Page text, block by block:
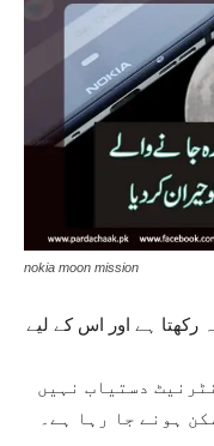
nokia moon mission
ارادہ رکھتا ہے اور اس کے لیے
پر تو لوگوں کو 4 جی انٹرنیٹ دستیاب نہیں
ہونے جا رہا ہے۔